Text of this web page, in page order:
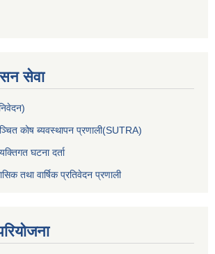
सेवा
कोष ब्यवस्थापन प्रणाली(SUTRA)
घटना दर्ता
तथा वार्षिक प्रतिवेदन प्रणाली